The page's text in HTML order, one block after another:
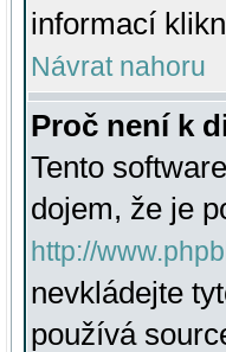
informací
Návrat nahoru
Proč není k
Tento
dojem, že je
http://
nevkládejte
používá